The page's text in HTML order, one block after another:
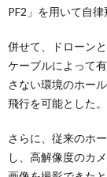
PF2」を用いて自律
併せて、ドローン
ケーブルによって
さない環境のホー
飛行を可能とした。
さらに、従来のホ
し、高解像度のカ